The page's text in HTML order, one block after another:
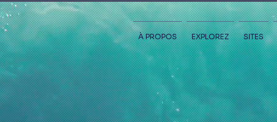
À PROPOS EXPLOREZ SITES